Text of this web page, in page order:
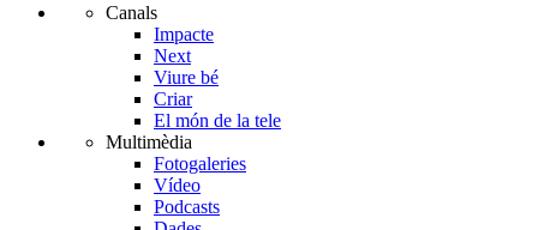
Canals
Impacte
Next
Viure bé
Criar
El món de la tele
Multimèdia
Fotogaleries
Vídeo
Podcasts